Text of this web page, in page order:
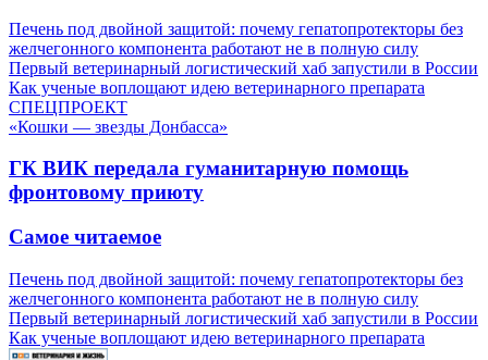
Печень под двойной защитой: почему гепатопротекторы без
желчегонного компонента работают не в полную силу
Первый ветеринарный логистический хаб запустили в России
Как ученые воплощают идею ветеринарного препарата
СПЕЦПРОЕКТ
«Кошки — звезды Донбасса»
ГК ВИК передала гуманитарную помощь
фронтовому приюту
Самое читаемое
Печень под двойной защитой: почему гепатопротекторы без
желчегонного компонента работают не в полную силу
Первый ветеринарный логистический хаб запустили в России
Как ученые воплощают идею ветеринарного препарата